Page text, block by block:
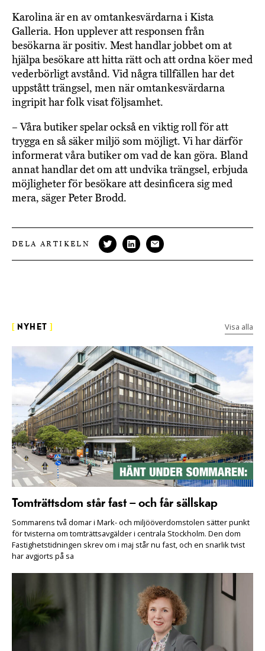
Karolina är en av omtankesvärdarna i Kista
Galleria. Hon upplever att responsen från
besökarna är positiv. Mest handlar jobbet om at
hjälpa besökare att hitta rätt och att ordna köer med
vederbörligt avstånd. Vid några tillfällen har det
uppstått trängsel, men när omtankesvärdarna
ingripit har folk visat följsamhet.
– Våra butiker spelar också en viktig roll för att
trygga en så säker miljö som möjligt. Vi har därför
informerat våra butiker om vad de kan göra. Bland
annat handlar det om att undvika trängsel, erbjuda
möjligheter för besökare att desinficera sig med
mera, säger Peter Brodd.
DELA ARTIKELN
NYHET Visa alla
Tomträttsdom står fast – och får sällskap
Sommarens två domar i Mark- och miljööverdomstolen sätter punkt
för tvisterna om tomträttsavgälder i centrala Stockholm. Den dom
Fastighetstidningen skrev om i maj står nu fast, och en snarlik tvist
har avgjorts på sa